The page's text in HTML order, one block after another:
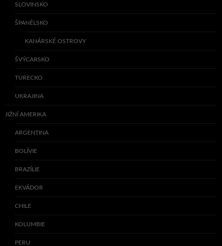
SLOVINSKO
ŠPANĚLSKO
KANÁRSKÉ OSTROVY
ŠVÝCARSKO
TURECKO
UKRAJINA
JIŽNÍ AMERIKA
ARGENTINA
BOLÍVIE
BRAZÍLIE
EKVÁDOR
CHILE
KOLUMBIE
PERU